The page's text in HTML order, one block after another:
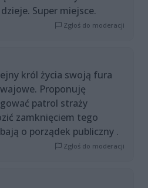
Super miejsce.
Zgłoś do moderacji
król życia swoją fura
Proponuję
patrol straży
zamknięciem tego
o porządek publiczny .
Zgłoś do moderacji